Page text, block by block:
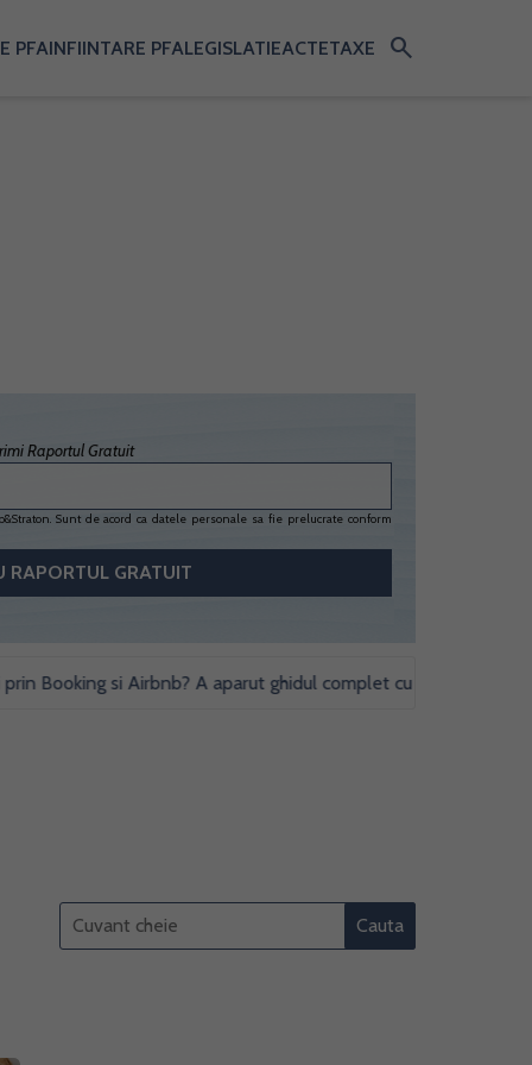
PFAINFIINTARE PFALEGISLATIEACTETAXE search
Raportul Gratuit
Sunt de acord ca datele personale sa fie prelucrate conform
si Airbnb? A aparut ghidul complet cu obligatii fiscale si